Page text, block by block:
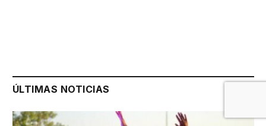
ÚLTIMAS NOTICIAS